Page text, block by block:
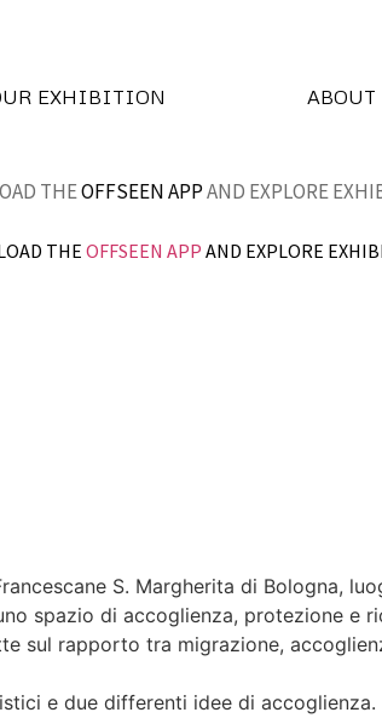
EXHIBITION ABOUT
THEOFFSEEN APPAND EXPLORE
THE OFFSEEN APP AND EXPLORE
S. Margherita di Bologna,
spazio di accoglienza, protezione e
sul rapporto tra migrazione,
e due differenti idee di accoglienza.